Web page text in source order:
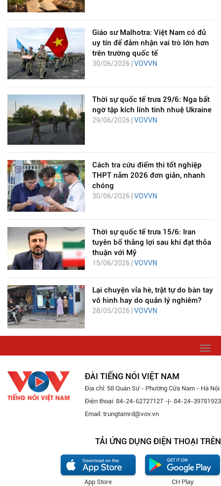
Giáo sư Malhotra: Việt Nam có đủ
uy tín để đảm nhận vai trò lớn hơn
trên trường quốc tế
30/06/2026 | VOVVN
Thời sự quốc tế trưa 29/6: Nga bất
ngờ tập kích lính tinh nhuệ Ukraine
29/06/2026 | VOVVN
Cách tra cứu điểm thi tốt nghiệp
THPT năm 2026 đơn giản, nhanh
chóng
30/06/2026 | VOVVN
Thời sự quốc tế trưa 15/6: Iran
tuyên bố thắng lợi sau khi đạt thỏa
thuận với Mỹ
15/06/2026 |VOVVN
Lại chuyện vỉa hè, trật tự do bàn tay
vô hình hay do quản lý nghiêm?
28/05/2026 | VOVVN
ĐÀI TIẾNG NÓI VIỆT NAM
Địa chỉ: 58 Quán Sứ - Phường Cửa Nam - Hà Nội
Điện thoại: 84-24-62727127 -|- 84-24-39781923
Email: trungtamrd@vov.vn
TẢI ỨNG DỤNG ĐIỆN THOẠI TRÊN
CH Play
App Store